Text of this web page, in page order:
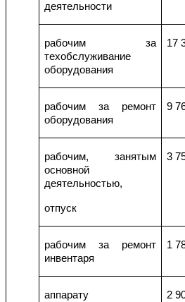
деятельности
рабочим за
техобслуживание
оборудования
17
рабочим за ремонт
оборудования
9
рабочим, занятым
основной
деятельностью,
отпуск
3
рабочим за ремонт
инвентаря
1
аппарату
2